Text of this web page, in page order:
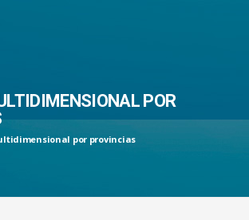
POR
por provincias